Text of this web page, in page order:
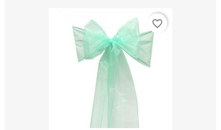
favorite_border